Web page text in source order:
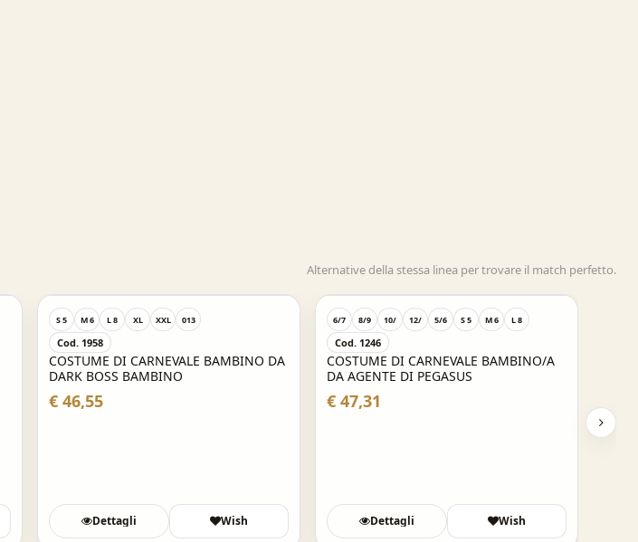
Alternative della stessa linea per trovare il match perfetto.
S 5 M 6 L 8 XL XXL 013
Cod. 1958
COSTUME DI CARNEVALE BAMBINO DA
DARK BOSS BAMBINO
€ 46,55
Dettagli Wish
6/7 8/9 10/ 12/ 5/6 S 5 M 6 L 8
Cod. 1246
COSTUME DI CARNEVALE BAMBINO/A
DA AGENTE DI PEGASUS
€ 47,31
Dettagli Wish